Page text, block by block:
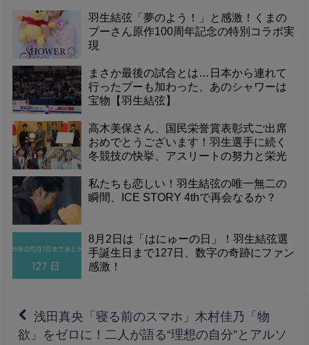
羽生結弦「夢のよう！」と感激！くまの
プーさん原作100周年記念の特別コラボ実
現
まさか最後の試合とは…日本から連れて
行ったプーも加わった、あのシャワーは
宝物【羽生結弦】
高木美保さん、国民栄誉賞表彰式ご出席
おめでとうございます！羽生選手に続く
冬競技の快挙、アスリートの努力と栄光
私たちも恋しい！羽生結弦の唯一無二の
瞬間、ICE STORY 4thで再会なるか？
8月2日は「はにゅーの日」！羽生結弦選
手誕生日まで127日、数字の奇跡にファン
感激！
浅田真央「寝る前のスマホ」木村佳乃「物
欲」をゼロに！二人が語る“理想の自分”とアルソ